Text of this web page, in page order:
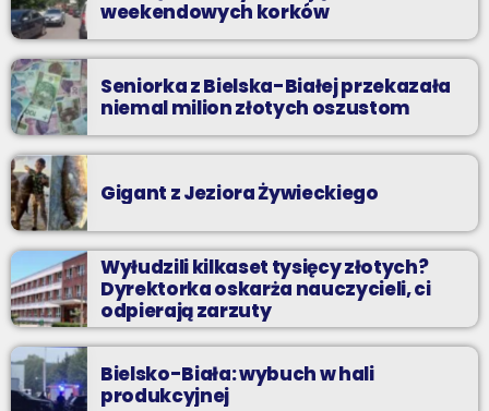
weekendowych korków
Seniorka z Bielska-Białej przekazała
niemal milion złotych oszustom
Gigant z Jeziora Żywieckiego
Wyłudzili kilkaset tysięcy złotych?
Dyrektorka oskarża nauczycieli, ci
odpierają zarzuty
Bielsko-Biała: wybuch w hali
produkcyjnej